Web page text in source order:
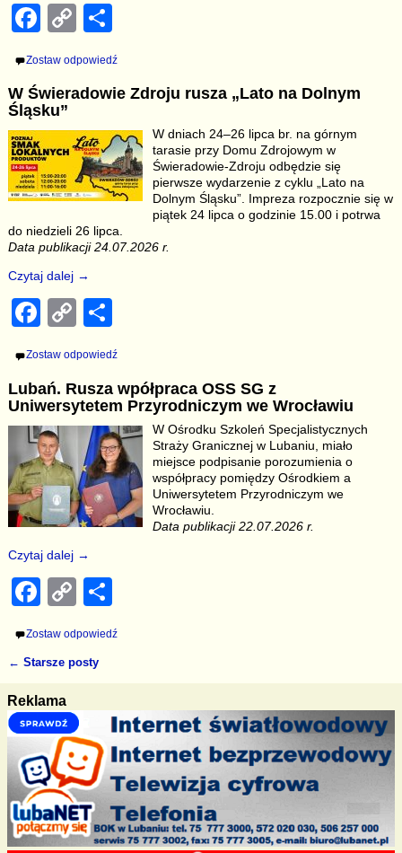
F
c
e
b
o
o
k
C
p
y
Li
n
k
S
h
ar
e
Zostaw odpowiedź
W Świeradowie Zdroju rusza „Lato na Dolnym
Śląsku”
W dniach 24–26 lipca br. na górnym
tarasie przy Domu Zdrojowym w
Świeradowie-Zdroju odbędzie się
pierwsze wydarzenie z cyklu „Lato na
Dolnym Śląsku”. Impreza rozpocznie się w
piątek 24 lipca o godzinie 15.00 i potrwa
do niedzieli 26 lipca.
Data publikacji 24.07.2026 r.
Czytaj dalej →
F
a
e
b
o
o
k
C
p
y
Li
n
k
h
e
Zostaw odpowiedź
Lubań. Rusza wpółpraca OSS SG z
Uniwersytetem Przyrodniczym we Wrocławiu
W Ośrodku Szkoleń Specjalistycznych
Straży Granicznej w Lubaniu, miało
miejsce podpisanie porozumienia o
współpracy pomiędzy Ośrodkiem a
Uniwersytetem Przyrodniczym we
Wrocławiu.
Data publikacji 22.07.2026 r.
Czytaj dalej →
F
b
o
o
k
C
p
Li
n
k
h
Zostaw odpowiedź
← Starsze posty
Reklama